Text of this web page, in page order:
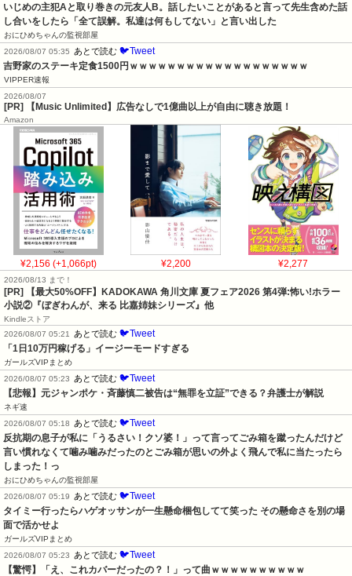
いじめの主犯Aと取り巻きの元友人B。話したいことがあると言って先生含めた話
し合いをしたら「全て誤解。私達は何もしてない」と言い出した
おにひめちゃんの監視部屋
2026/08/07 05:35
あとで読む 🐦Tweet
吉野家のステーキ定食1500円ｗｗｗｗｗｗｗｗｗｗｗｗｗｗｗｗｗｗｗ
VIPPER速報
2026/08/07
[PR] 【Music Unlimited】広告なしで1億曲以上が自由に聴き放題！
Amazon
¥2,156 (+1,066pt) ¥2,200 ¥2,277
2026/08/13 まで！
[PR] 【最大50%OFF】KADOKAWA 角川文庫 夏フェア2026 第4弾:怖い!ホラー
小説②『ぼぎわんが、来る 比嘉姉妹シリーズ』他
Kindleストア
2026/08/07 05:21
あとで読む 🐦Tweet
「1日10万円稼げる」イージーモードすぎる
ガールズVIPまとめ
2026/08/07 05:23
あとで読む 🐦Tweet
【悲報】元ジャンポケ・斉藤慎二被告は“無罪を立証”できる？弁護士が解説
ネギ速
2026/08/07 05:18
あとで読む 🐦Tweet
反抗期の息子が私に「うるさい！クソ婆！」って言ってごみ箱を蹴ったんだけど
言い慣れなくて噛み噛みだったのとごみ箱が思いの外よく飛んで私に当たったら
しまった！っ
おにひめちゃんの監視部屋
2026/08/07 05:19
あとで読む 🐦Tweet
タイミー行ったらハゲオッサンが一生懸命梱包してて笑った その懸命さを別の場
面で活かせよ
ガールズVIPまとめ
2026/08/07 05:23
あとで読む 🐦Tweet
【驚愕】「え、これカバーだったの？！」って曲ｗｗｗｗｗｗｗｗｗｗ